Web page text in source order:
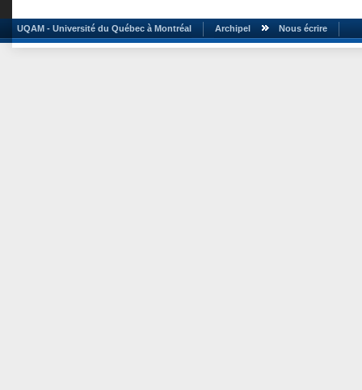
UQAM - Université du Québec à Montréal Archipel Nous écrire